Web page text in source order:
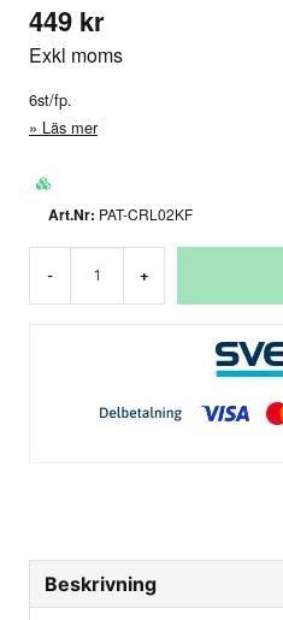
449 kr
Exkl moms
6st/fp.
Läs mer
PAT-CRL02KF
- +
Beskrivning